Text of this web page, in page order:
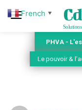
PHVA -
Le pouvoir &
French ▼